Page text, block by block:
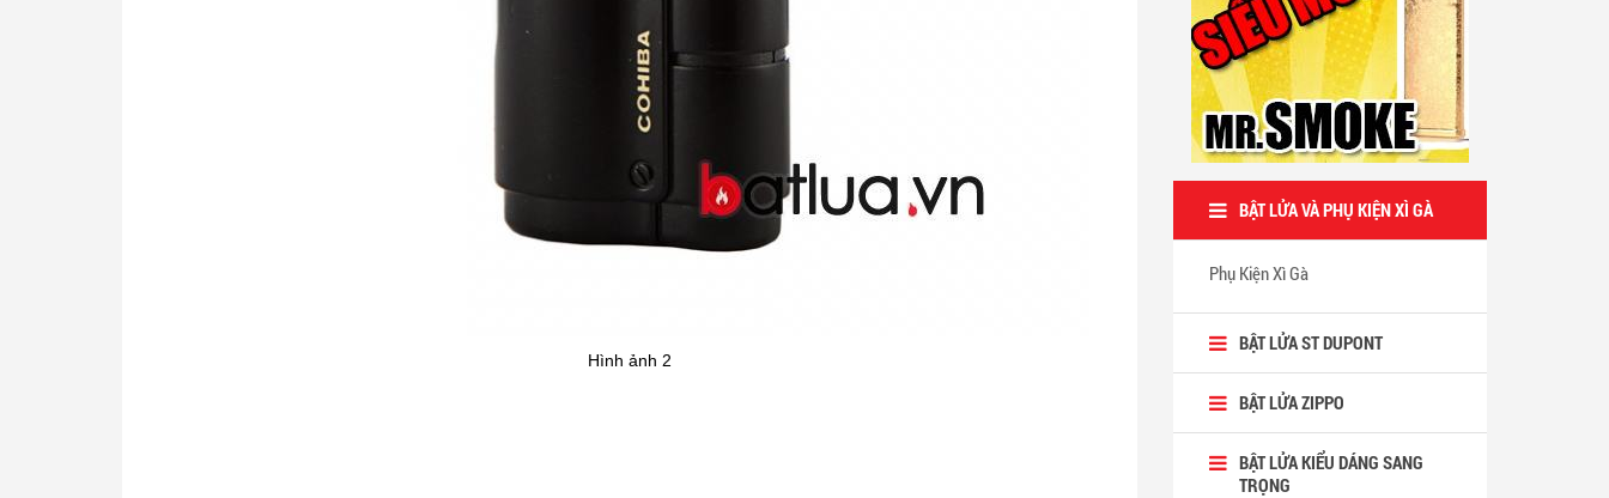
Hình ảnh 2
BẬT LỬA VÀ PHỤ KIỆN XÌ GÀ
Phụ Kiện Xì Gà
BẬT LỬA ST DUPONT
BẬT LỬA ZIPPO
BẬT LỬA KIỂU DÁNG SANG
TRỌNG